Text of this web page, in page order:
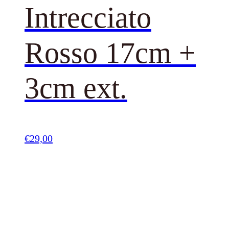
Intrecciato
Rosso 17cm +
3cm ext.
€29,00